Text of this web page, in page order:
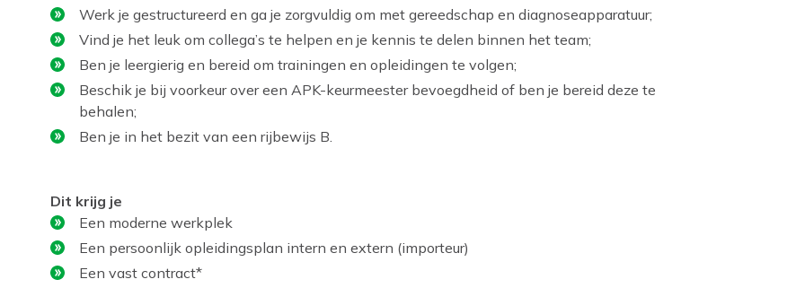
Werk je gestructureerd en ga je zorgvuldig om met gereedschap en diagnoseapparatuur;
Vind je het leuk om collega’s te helpen en je kennis te delen binnen het team;
Ben je leergierig en bereid om trainingen en opleidingen te volgen;
Beschik je bij voorkeur over een APK-keurmeester bevoegdheid of ben je bereid deze te
behalen;
Ben je in het bezit van een rijbewijs B.
Dit krijg je
Een moderne werkplek
Een persoonlijk opleidingsplan intern en extern (importeur)
Een vast contract*